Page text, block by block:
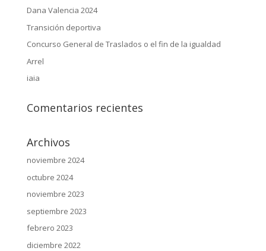
Dana Valencia 2024
Transición deportiva
Concurso General de Traslados o el fin de la igualdad
Arrel
iaia
Comentarios recientes
Archivos
noviembre 2024
octubre 2024
noviembre 2023
septiembre 2023
febrero 2023
diciembre 2022